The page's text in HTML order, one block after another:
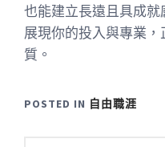
也能建立長遠且具成
展現你的投入與專業
質。
POSTED IN 自由職涯